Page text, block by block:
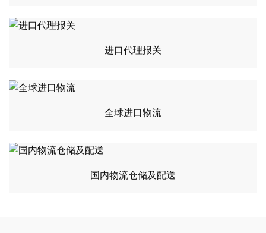
进口代理报关
全球进口物流
国内物流仓储及配送